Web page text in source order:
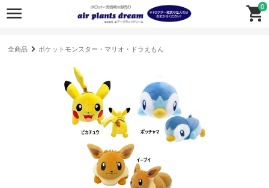
0
全商品 ポケットモンスター・マリオ・ドラえもん